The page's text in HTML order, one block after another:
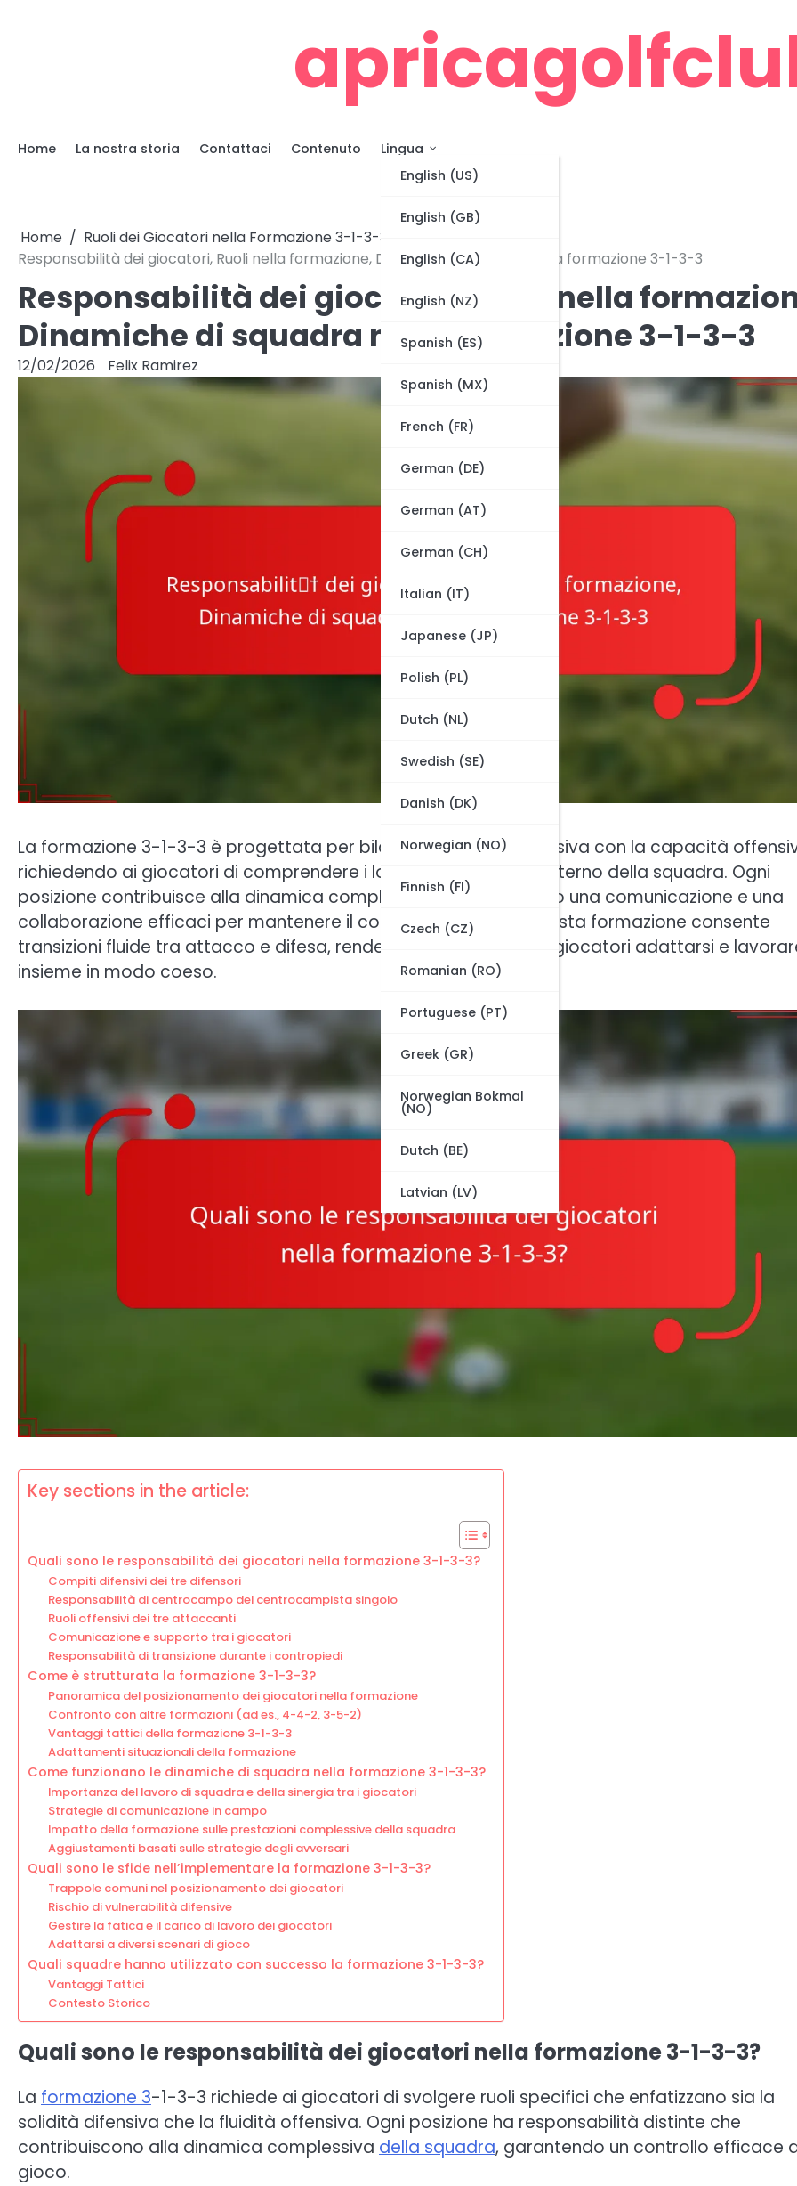
Home La nostra storia Contattaci Contenuto
Lingua
English (US)
English (GB)
English (CA)
English (NZ)
Spanish (ES)
Spanish (MX)
French (FR)
German (DE)
German (AT)
German (CH)
Italian (IT)
Japanese (JP)
Polish (PL)
Dutch (NL)
Swedish (SE)
Danish (DK)
Norwegian (NO)
Finnish (FI)
Czech (CZ)
Romanian (RO)
Portuguese (PT)
Greek (GR)
Norwegian Bokmal
(NO)
Dutch (BE)
Latvian (LV)
Home
Ruoli dei Giocatori nella Formazione 3-1-3-3
Responsabilità dei giocatori, Ruoli nella formazione, Dinamiche di squadra nella formazione 3-1-3-3
Responsabilità dei giocatori, Ruoli nella
Dinamiche di squadra nella formazione 3-1-3-3
12/02/2026 Felix Ramirez
La formazione 3-1-3-3 è progettata per bilanciare la forza difensiva con la capacità
richiedendo ai giocatori di comprendere i loro ruoli specifici all’interno della squadra. Ogni
posizione contribuisce alla dinamica complessiva, promuovendo una comunicazione e una
collaborazione efficaci per mantenere il controllo del gioco. Questa formazione consente
transizioni fluide tra attacco e difesa, rendendo essenziale per i giocatori adattarsi e
insieme in modo coeso.
Key sections in the article:
Quali sono le responsabilità dei giocatori nella formazione 3-1-3-3?
Compiti difensivi dei tre difensori
Responsabilità di centrocampo del centrocampista singolo
Ruoli offensivi dei tre attaccanti
Comunicazione e supporto tra i giocatori
Responsabilità di transizione durante i contropiedi
Come è strutturata la formazione 3-1-3-3?
Panoramica del posizionamento dei giocatori nella formazione
Confronto con altre formazioni (ad es., 4-4-2, 3-5-2)
Vantaggi tattici della formazione 3-1-3-3
Adattamenti situazionali della formazione
Come funzionano le dinamiche di squadra nella formazione 3-1-3-3?
Importanza del lavoro di squadra e della sinergia tra i giocatori
Strategie di comunicazione in campo
Impatto della formazione sulle prestazioni complessive della squadra
Aggiustamenti basati sulle strategie degli avversari
Quali sono le sfide nell’implementare la formazione 3-1-3-3?
Trappole comuni nel posizionamento dei giocatori
Rischio di vulnerabilità difensive
Gestire la fatica e il carico di lavoro dei giocatori
Adattarsi a diversi scenari di gioco
Quali squadre hanno utilizzato con successo la formazione 3-1-3-3?
Vantaggi Tattici
Contesto Storico
Quali sono le responsabilità dei giocatori nella formazione 3-1-3-3?
La formazione 3-1-3-3 richiede ai giocatori di svolgere ruoli specifici che enfatizzano sia la
solidità difensiva che la fluidità offensiva. Ogni posizione ha responsabilità distinte che
contribuiscono alla dinamica complessiva della squadra, garantendo un controllo efficace
gioco.